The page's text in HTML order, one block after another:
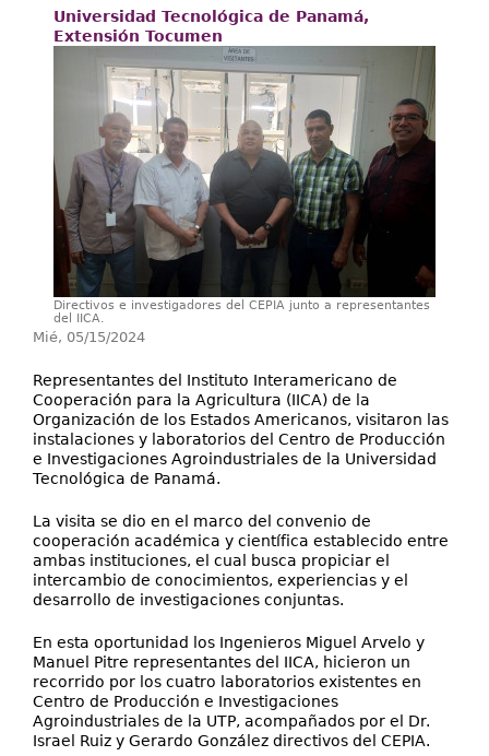
Centros Regionales
Servicios
Internacional
Transparencia
Universidad Tecnológica de Panamá,
Extensión Tocumen
Directivos e investigadores del CEPIA junto a representantes
del IICA.
Mié, 05/15/2024
Representantes del Instituto Interamericano de
Cooperación para la Agricultura (IICA) de la
Organización de los Estados Americanos, visitaron las
instalaciones y laboratorios del Centro de Producción
e Investigaciones Agroindustriales de la Universidad
Tecnológica de Panamá.
La visita se dio en el marco del convenio de
cooperación académica y científica establecido entre
ambas instituciones, el cual busca propiciar el
intercambio de conocimientos, experiencias y el
desarrollo de investigaciones conjuntas.
En esta oportunidad los Ingenieros Miguel Arvelo y
Manuel Pitre representantes del IICA, hicieron un
recorrido por los cuatro laboratorios existentes en
Centro de Producción e Investigaciones
Agroindustriales de la UTP, acompañados por el Dr.
Israel Ruiz y Gerardo González directivos del CEPIA.